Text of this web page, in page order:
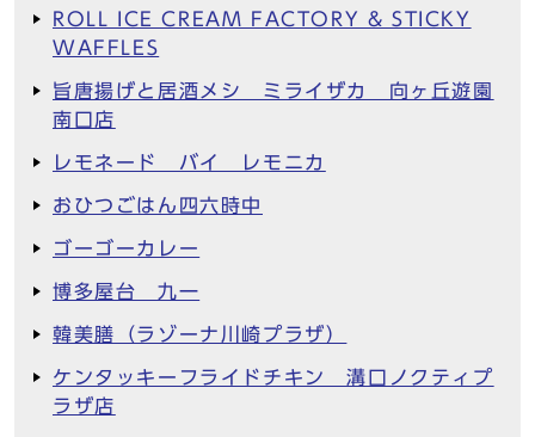
ROLL ICE CREAM FACTORY & STICKY
WAFFLES
旨唐揚げと居酒メシ ミライザカ 向ヶ丘遊園
南口店
レモネード バイ レモニカ
おひつごはん四六時中
ゴーゴーカレー
博多屋台 九一
韓美膳（ラゾーナ川崎プラザ）
ケンタッキーフライドチキン 溝口ノクティプ
ラザ店